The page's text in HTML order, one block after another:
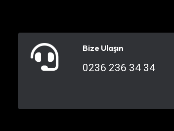
Bize Ulaşın
0236 236 34 34